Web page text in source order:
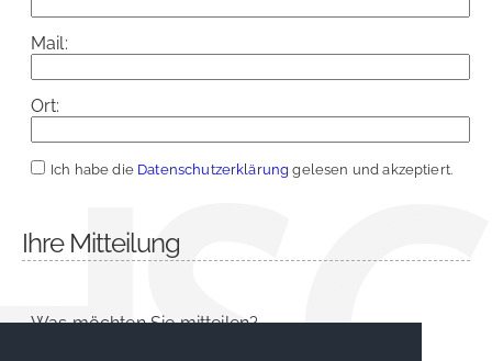
Mail:
Ort:
Ich habe die Datenschutzerklärung gelesen und akzeptiert.
Ihre Mitteilung
Was möchten Sie mitteilen?